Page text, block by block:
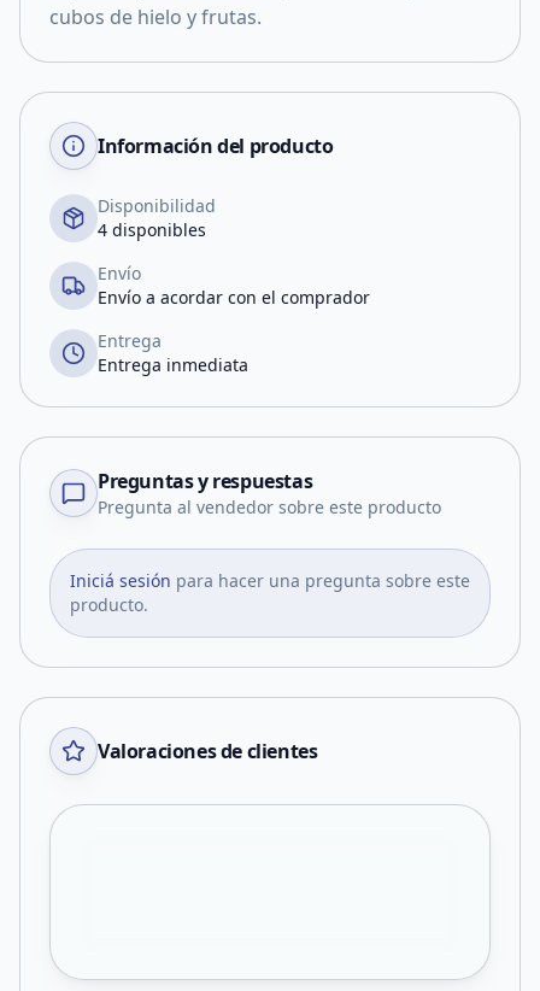
cubos de hielo y frutas.
Información del producto
Disponibilidad
4 disponibles
Envío
Envío a acordar con el comprador
Entrega
Entrega inmediata
Preguntas y respuestas
Pregunta al vendedor sobre este producto
Iniciá sesión para hacer una pregunta sobre este
producto.
Valoraciones de clientes